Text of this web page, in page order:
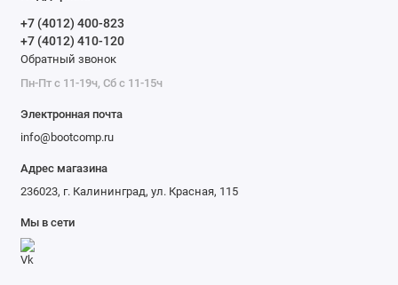
+7 (4012) 400-823
+7 (4012) 410-120
Обратный звонок
Пн-Пт с 11-19ч, Сб с 11-15ч
Электронная почта
info@bootcomp.ru
Адрес магазина
236023, г. Калининград, ул. Красная, 115
Мы в сети